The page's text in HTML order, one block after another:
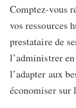
Comptez-vous
vos ressources
prestataire de
l’administrer
l’adapter aux
économiser sur